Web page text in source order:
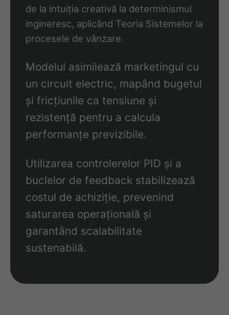
de la intuiția creativă la determinismul
ingineresc, aplicând Teoria Sistemelor la
procesele de vânzare.
Modelul asimilează marketingul cu
un circuit electric, mapând bugetul
și fricțiunile ca tensiune și
rezistență pentru a calcula
performanțe previzibile.
Utilizarea controlerelor PID și a
buclelor de feedback stabilizează
costul de achiziție, prevenind
saturarea operațională și
garantând scalabilitate
sustenabilă.